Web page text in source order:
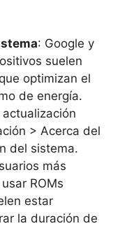
: Google y
suelen
optimizan el
de energía.
> Acerca del
del sistema.
más
ROMs
estar
la duración de